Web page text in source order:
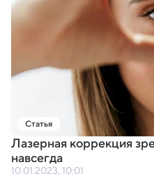
Статья
Лазерная коррекция
навсегда
10.01.2023, 10:01